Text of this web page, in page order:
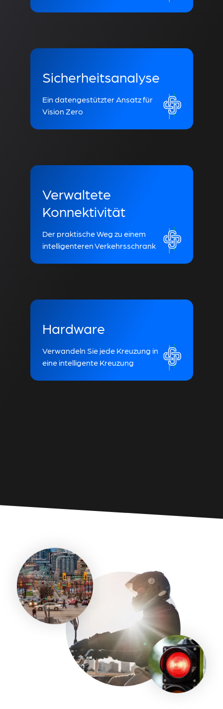
Sicherheitsanalyse
Ein datengestützter Ansatz für
Vision Zero
Verwaltete
Konnektivität
Der praktische Weg zu einem
intelligenteren Verkehrsschrank
Hardware
Verwandeln Sie jede Kreuzung in
eine intelligente Kreuzung